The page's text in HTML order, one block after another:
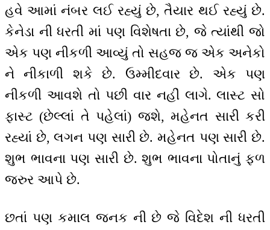
હવે આમાં નંબર લઈ રહ્યું છે, તૈયાર થઈ રહ્યું છે.
કેનેડા ની ધરતી માં પણ વિશેષતા છે, જે ત્યાંથી જો
એક પણ નીકળી આવ્યું તો સહજ જ એક અનેકો
ને નીકાળી શકે છે. ઉમ્મીદવાર છે. એક પણ
નીકળી આવશે તો પછી વાર નહીં લાગે. લાસ્ટ સો
ફાસ્ટ (છેલ્લાં તે પહેલાં) જશે, મહેનત સારી કરી
રહ્યાં છે, લગન પણ સારી છે. મહેનત પણ સારી છે.
શુભ ભાવના પણ સારી છે. શુભ ભાવના પોતાનું ફળ
જરુર આપે છે.
છતાં પણ કમાલ જનક ની છે જે વિદેશ ની ધરતી